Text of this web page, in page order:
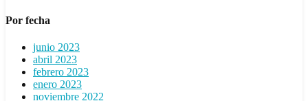
Por fecha
junio 2023
abril 2023
febrero 2023
enero 2023
noviembre 2022